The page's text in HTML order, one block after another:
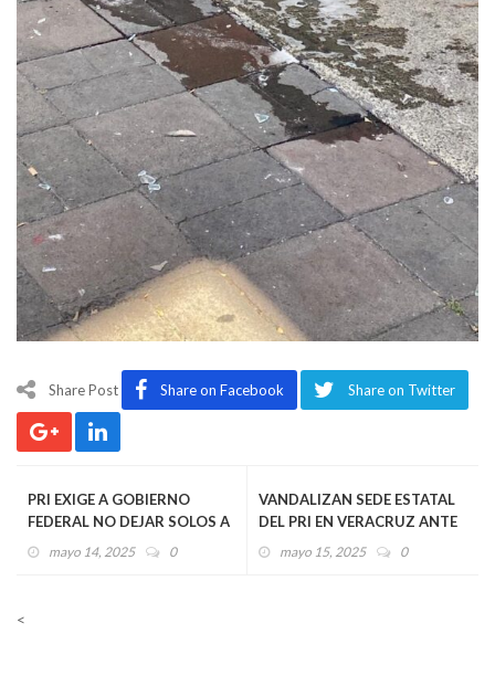
Share Post Share on Facebook Share on Twitter
PRI EXIGE A GOBIERNO
FEDERAL NO DEJAR SOLOS A
CANDIDATOS DE TODOS LOS
mayo 14, 2025 0
VANDALIZAN SEDE ESTATAL
DEL PRI EN VERACRUZ ANTE
OMISIÓN DE AUTORIDADES
mayo 15, 2025 0
<